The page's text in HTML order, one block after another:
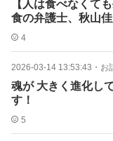
【人は食べなくて
食の弁護士、秋山
ます！〜
4
2026-03-14 13:53:43 ・ お
魂が 大きく進化し
す！
5